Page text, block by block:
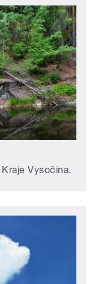
Vysočina.